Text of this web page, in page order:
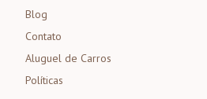
Blog
Contato
Aluguel de Carros
Políticas